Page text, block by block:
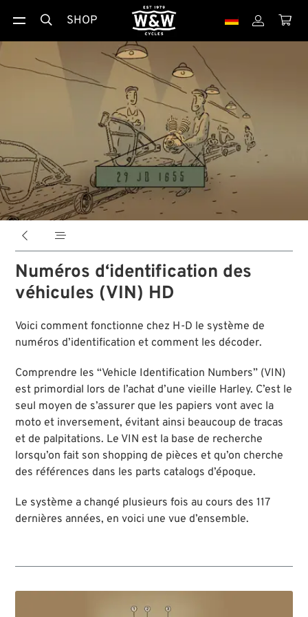
 SHOP  
 
Numéros d‘identification des
véhicules (VIN) HD
Voici comment fonctionne chez H-D le système de
numéros d’identification et comment les décoder.
Comprendre les “Vehicle Identification Numbers” (VIN)
est primordial lors de l’achat d’une vieille Harley. C’est le
seul moyen de s’assurer que les papiers vont avec la
moto et inversement, évitant ainsi beaucoup de tracas
et de palpitations. Le VIN est la base de recherche
lorsqu’on fait son shopping de pièces et qu’on cherche
des références dans les parts catalogs d’époque.
Le système a changé plusieurs fois au cours des 117
dernières années, en voici une vue d’ensemble.